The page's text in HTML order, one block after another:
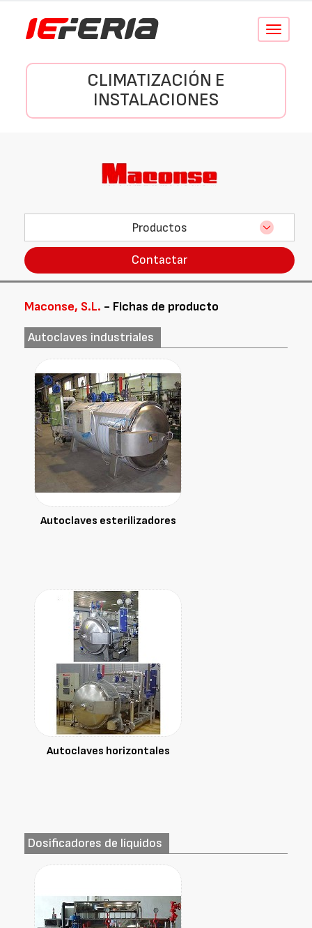
Conmutar
CLIMATIZACIÓN E
INSTALACIONES
Productos
Contactar
Maconse, S.L. - Fichas de producto
Autoclaves industriales
Autoclaves esterilizadores
Autoclaves horizontales
Dosificadores de líquidos